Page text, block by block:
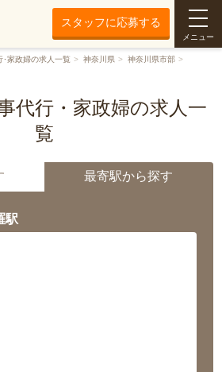
スタッフに応募する
メニュー
･家政婦の求人一覧 神奈川県
神奈川県市部
代行・家政婦の求人一
覧
最寄駅から探す
駅